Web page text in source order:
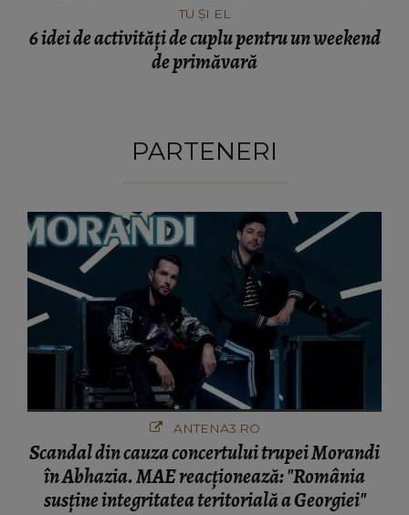
TU ȘI EL
6 idei de activități de cuplu pentru un weekend
de primăvară
PARTENERI
ANTENA3.RO
Scandal din cauza concertului trupei Morandi
în Abhazia. MAE reacționează: "România
susține integritatea teritorială a Georgiei"